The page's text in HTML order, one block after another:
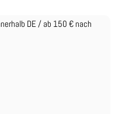
DE / ab 150 € nach